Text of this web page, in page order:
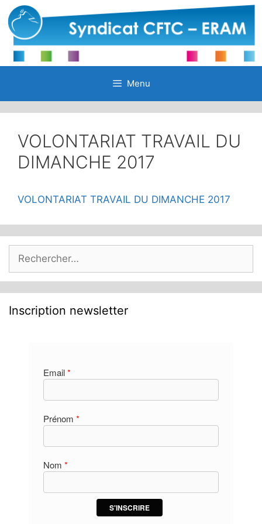
Aller
au
contenu
Menu
VOLONTARIAT TRAVAIL DU
DIMANCHE 2017
VOLONTARIAT TRAVAIL DU DIMANCHE 2017
Rechercher :
Inscription newsletter
Email*
Prénom *
Nom *
S'INSCRIRE